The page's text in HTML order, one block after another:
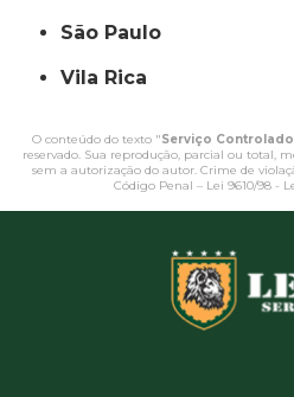
São Paulo
Vila Rica
O conteúdo do texto "Serviço
reservado. Sua reprodução, parcial ou total,
sem a autorização do autor. Crime de
Código Penal – Lei 9610/98 -